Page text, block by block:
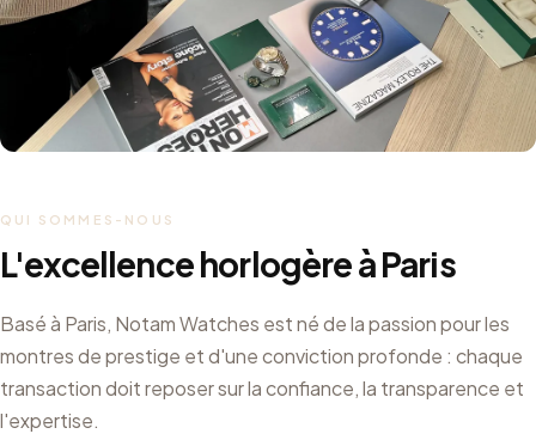
QUI SOMMES-NOUS
L'excellence horlogère à Paris
Basé à Paris, Notam Watches est né de la passion pour les
montres de prestige et d'une conviction profonde : chaque
transaction doit reposer sur la confiance, la transparence et
l'expertise.